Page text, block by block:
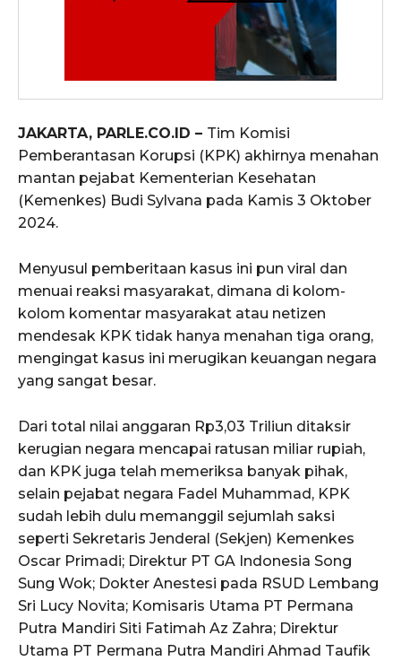
JAKARTA, PARLE.CO.ID – Tim Komisi
Pemberantasan Korupsi (KPK) akhirnya menahan
mantan pejabat Kementerian Kesehatan
(Kemenkes) Budi Sylvana pada Kamis 3 Oktober
2024.
Menyusul pemberitaan kasus ini pun viral dan
menuai reaksi masyarakat, dimana di kolom-
kolom komentar masyarakat atau netizen
mendesak KPK tidak hanya menahan tiga orang,
mengingat kasus ini merugikan keuangan negara
yang sangat besar.
Dari total nilai anggaran Rp3,03 Triliun ditaksir
kerugian negara mencapai ratusan miliar rupiah,
dan KPK juga telah memeriksa banyak pihak,
selain pejabat negara Fadel Muhammad, KPK
sudah lebih dulu memanggil sejumlah saksi
seperti Sekretaris Jenderal (Sekjen) Kemenkes
Oscar Primadi; Direktur PT GA Indonesia Song
Sung Wok; Dokter Anestesi pada RSUD Lembang
Sri Lucy Novita; Komisaris Utama PT Permana
Putra Mandiri Siti Fatimah Az Zahra; Direktur
Utama PT Permana Putra Mandiri Ahmad Taufik